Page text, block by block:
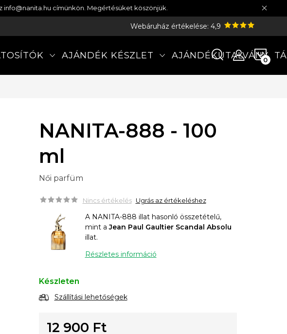
info@nanita.hu címünkön. Megértésüket köszönjük.
Webáruház értékelése: 4,9
AJÁNDÉK KÉSZLET AJÁNDÉKUTALVÁNY
NANITA-888 - 100
ml
Női parfüm
Nincs értékelés Ugrás az értékeléshez
A NANITA-888 illat hasonló összetételű,
mint aJean Paul Gaultier Scandal Absolu
illat.
Részletes információ
Készleten
Szállítási lehetőségek
12 900 Ft